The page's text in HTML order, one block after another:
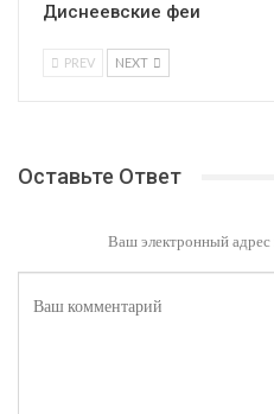
Диснеевские феи
PREV NEXT
Оставьте Ответ
Ваш электронный адрес